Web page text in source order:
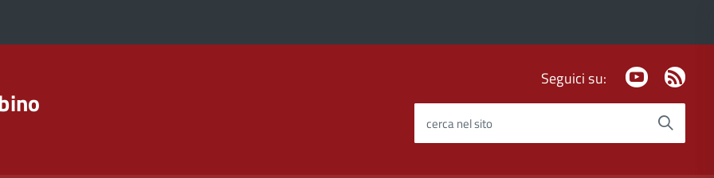
Seguici su: Youtube
cerca nel sito